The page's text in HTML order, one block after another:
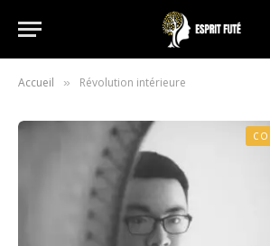
Accueil » Révolution intérieure